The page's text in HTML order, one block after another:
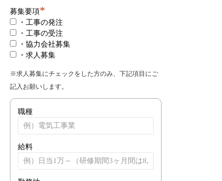
募集要項*
・工事の発注
・工事の受注
・協力会社募集
・求人募集
※求人募集にチェックをした方のみ、下記項目にご
記入お願いします。
職種
給料